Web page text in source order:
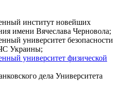
институт новейших
имени Вячеслава Черновола;
университет безопасности
Украины;
университет физической
дела Университета